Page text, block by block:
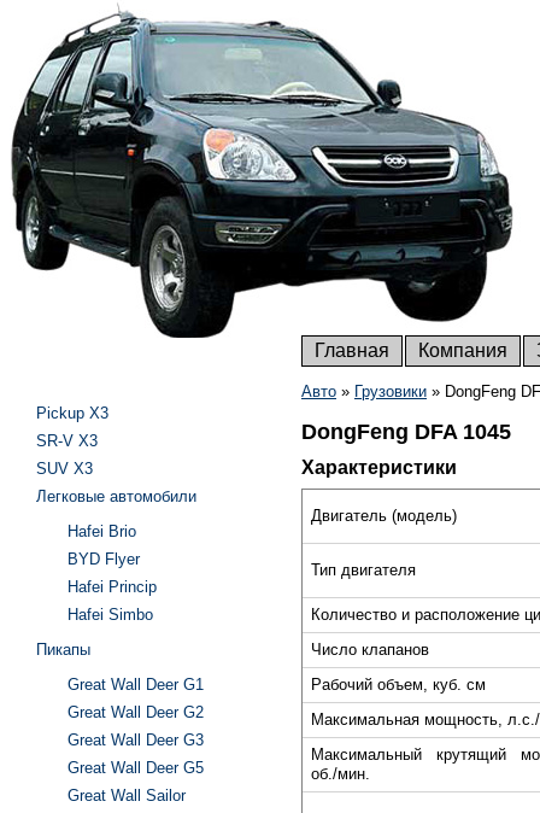
Главная Компания
Авто » Грузовики » DongFeng
DongFeng DFA 1045
Характеристики
Двигатель (модель)
Тип двигателя
Количество и расположение
Число клапанов
Рабочий объем, куб. см
Максимальная мощность,
Максимальный крутящий
об./мин.
Pickup X3
SR-V X3
SUV X3
Легковые автомобили
Hafei Brio
BYD Flyer
Hafei Princip
Hafei Simbo
Пикапы
Great Wall Deer G1
Great Wall Deer G2
Great Wall Deer G3
Great Wall Deer G5
Great Wall Sailor